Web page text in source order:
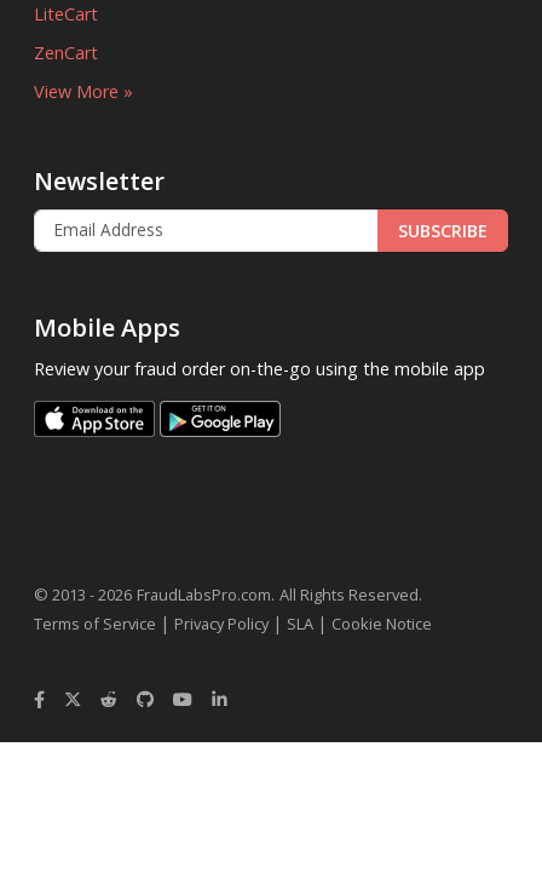
LiteCart
ZenCart
View More »
Newsletter
SUBSCRIBE
Mobile Apps
Review your fraud order on-the-go using the mobile app
© 2013 - 2026 FraudLabsPro.com. All Rights Reserved.
Terms of Service | Privacy Policy| SLA | Cookie Notice